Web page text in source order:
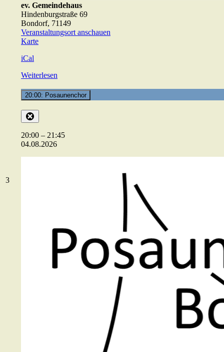
303.08.2026
ev. Gemeindehaus
Hindenburgstraße 69
Bondorf, 71149
Veranstaltungsort anschauen
Karteev.
iCal
Weiterlesen
20:00: Posaunenchor
20:00 – 21:45
04.08.2026